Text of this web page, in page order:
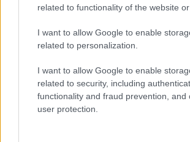
related to functionality of the website or
I want to allow Google to enable
related to personalization.
I want to allow Google to enable
related to security, including
functionality and fraud prevention, and
user protection.